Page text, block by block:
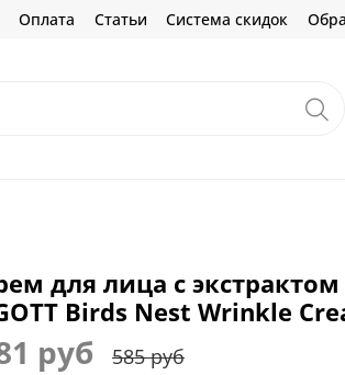
Оплата Статьи Система скидок
для лица с
Birds Nest Wrinkle
руб 585 руб